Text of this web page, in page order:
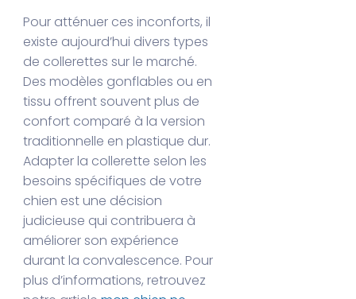
Pour atténuer ces inconforts, il
existe aujourd’hui divers types
de collerettes sur le marché.
Des modèles gonflables ou en
tissu offrent souvent plus de
confort comparé à la version
traditionnelle en plastique dur.
Adapter la collerette selon les
besoins spécifiques de votre
chien est une décision
judicieuse qui contribuera à
améliorer son expérience
durant la convalescence. Pour
plus d’informations, retrouvez